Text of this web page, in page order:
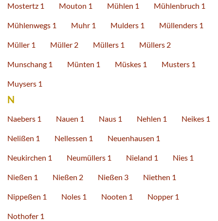
Mostertz 1 Mouton 1 Mühlen 1 Mühlenbruch 1
Mühlenwegs 1 Muhr 1 Mulders 1 Müllenders 1
Müller 1 Müller 2 Müllers 1 Müllers 2
Munschang 1 Münten 1 Müskes 1 Musters 1
Muysers 1
N
Naebers 1 Nauen 1 Naus 1 Nehlen 1 Neikes 1
Nelißen 1 Nellessen 1 Neuenhausen 1
Neukirchen 1 Neumüllers 1 Nieland 1 Nies 1
Nießen 1 Nießen 2 Nießen 3 Niethen 1
Nippeßen 1 Noles 1 Nooten 1 Nopper 1
Nothofer 1